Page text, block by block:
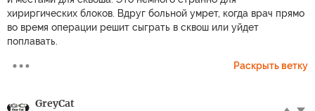
хириргических блоков. Вдруг больной умрет, когда врач прямо
во время операции решит сыграть в сквош или уйдет
поплавать.
Раскрыть ветку
GreyCat